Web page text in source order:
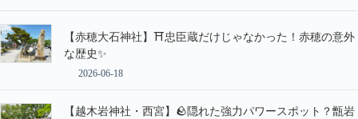
【赤穂大石神社】⛩️忠臣蔵だけじゃなかった！赤穂の意外
な歴史✨
2026-06-18
【越木岩神社・西宮】🪨隠れた強力パワースポット？甑岩